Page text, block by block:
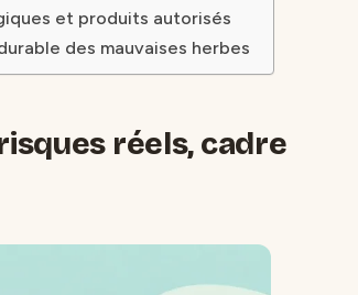
et produits autorisés
des mauvaises herbes
réels, cadre